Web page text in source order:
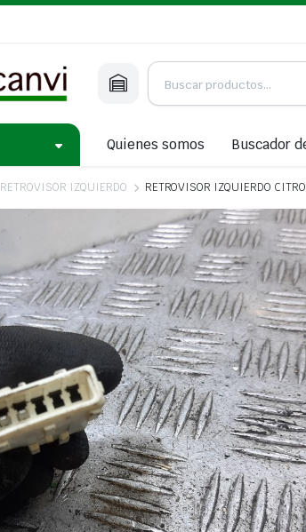
Quienes somos Buscador
RETROVISOR IZQUIERDO RETROVISOR IZQUIERDO